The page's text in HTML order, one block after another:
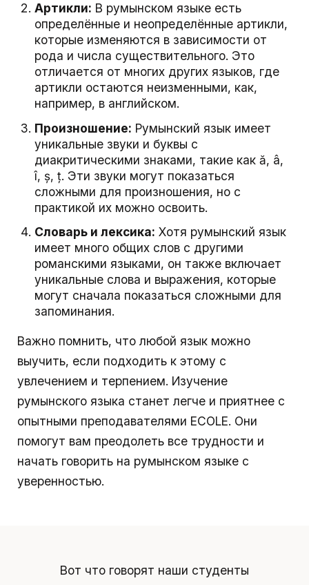
Артикли: В румынском языке есть
определённые и неопределённые артикли,
которые изменяются в зависимости от
рода и числа существительного. Это
отличается от многих других языков, где
артикли остаются неизменными, как,
например, в английском.
Произношение: Румынский язык имеет
уникальные звуки и буквы с
диакритическими знаками, такие как ă, â,
î, ș, ț. Эти звуки могут показаться
сложными для произношения, но с
практикой их можно освоить.
Словарь и лексика: Хотя румынский язык
имеет много общих слов с другими
романскими языками, он также включает
уникальные слова и выражения, которые
могут сначала показаться сложными для
запоминания.
Важно помнить, что любой язык можно
выучить, если подходить к этому с
увлечением и терпением. Изучение
румынского языка станет легче и приятнее с
опытными преподавателями ECOLE. Они
помогут вам преодолеть все трудности и
начать говорить на румынском языке с
уверенностью.
Вот что говорят наши студенты